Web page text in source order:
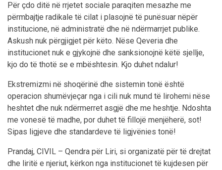
Për çdo ditë në rrjetet sociale paraqiten mesazhe me
përmbajtje radikale të cilat i plasojnë të punësuar nëpër
institucione, në administratë dhe në ndërmarrjet publike.
Askush nuk përgjigjet për këto. Nëse Qeveria dhe
institucionet nuk e gjykojnë dhe sanksionojnë këtë sjellje,
kjo do të thotë se e mbështesin. Kjo duhet ndalur!
Ekstremizmi në shoqërinë dhe sistemin tonë është
operacion shumëvjeçar nga i cili nuk mund të lirohemi nëse
heshtet dhe nuk ndërmerret asgjë dhe me heshtje. Ndoshta
me vonesë të madhe, por duhet të fillojë menjëherë, sot!
Sipas ligjeve dhe standardeve të ligjvënies tonë!
Prandaj, CIVIL – Qendra për Liri, si organizatë për të drejtat
dhe liritë e njeriut, kërkon nga institucionet të kujdesen për